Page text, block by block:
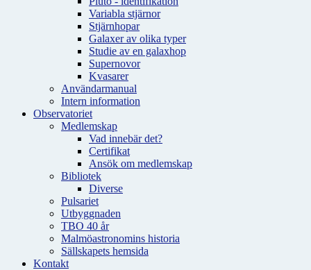
Variabla stjärnor
Stjärnhopar
Galaxer av olika typer
Studie av en galaxhop
Supernovor
Kvasarer
Användarmanual
Intern information
Observatoriet
Medlemskap
Vad innebär det?
Certifikat
Ansök om medlemskap
Bibliotek
Diverse
Pulsariet
Utbyggnaden
TBO 40 år
Malmöastronomins historia
Sällskapets hemsida
Kontakt